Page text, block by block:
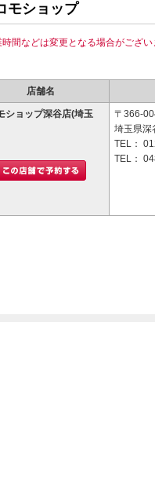
モショップ
時間などは変更となる場合がござ
店舗名
ショップ深谷店(埼玉
〒366-
埼玉県深
TEL：
TEL：